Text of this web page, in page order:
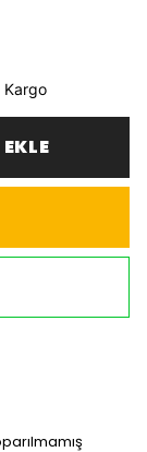
Kargo